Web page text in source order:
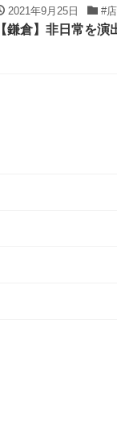
2021年9月25日 #店
【鎌倉】非日常を